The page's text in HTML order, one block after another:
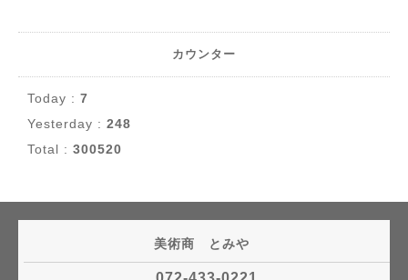
カウンター
Today : 7
Yesterday : 248
Total : 300520
美術商 とみや